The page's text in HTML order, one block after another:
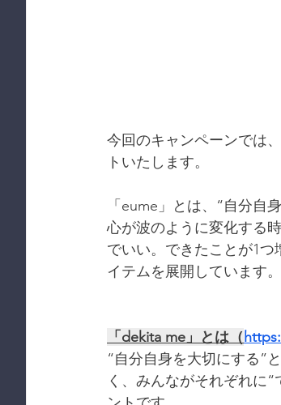
今回のキャンペーンでは
トいたします。
「eume」とは、“自分自
心が波のように変化する
でいい。できたことが1
イテムを展開しています。
「dekita me」とは（
“自分自身を大切にする”
く、みんながそれぞれに